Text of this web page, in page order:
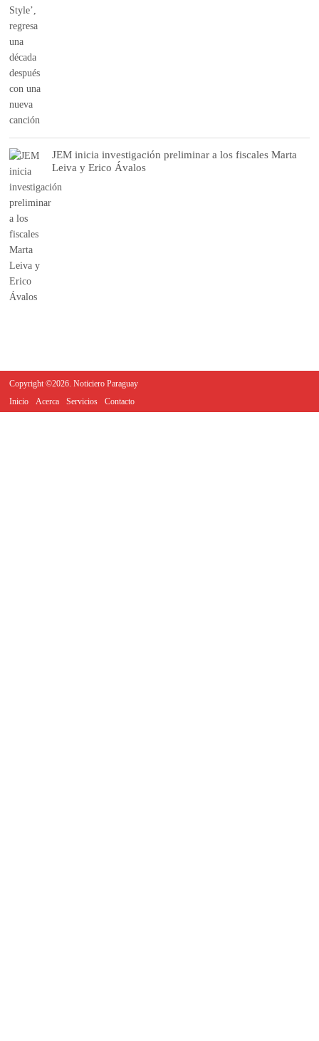
JEM inicia investigación preliminar a los fiscales Marta
Leiva y Erico Ávalos
Copyright ©2026. Noticiero Paraguay
Inicio
Acerca Servicios Contacto